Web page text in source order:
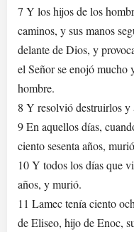
7 Y los hijos de los
caminos, y sus manos
delante de Dios, y
el Señor se enojó mucho
hombre.
8 Y resolvió destruirlos
9 En aquellos días,
ciento sesenta años,
10 Y todos los días que
años, y murió.
11 Lamec tenía ciento
de Eliseo, hijo de Enoc,